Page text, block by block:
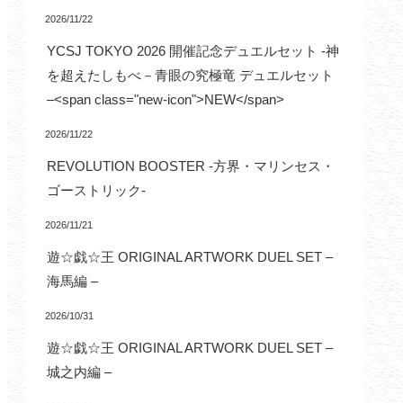
2026/11/22
YCSJ TOKYO 2026 開催記念デュエルセット -神
を超えたしもべ－青眼の究極竜 デュエルセット
–<span class="new-icon">NEW</span>
2026/11/22
REVOLUTION BOOSTER -方界・マリンセス・
ゴーストリック-
2026/11/21
遊☆戯☆王 ORIGINAL ARTWORK DUEL SET –
海馬編 –
2026/10/31
遊☆戯☆王 ORIGINAL ARTWORK DUEL SET –
城之内編 –